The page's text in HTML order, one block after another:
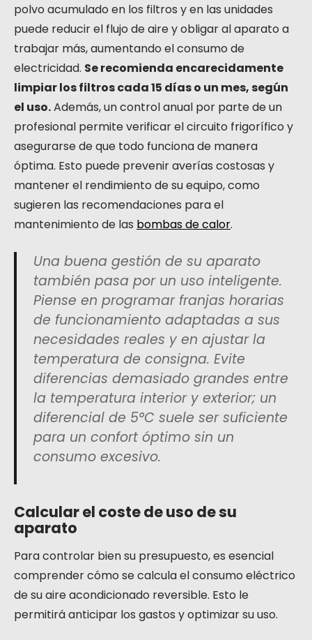
polvo acumulado en los filtros y en las unidades
puede reducir el flujo de aire y obligar al aparato a
trabajar más, aumentando el consumo de
electricidad. Se recomienda encarecidamente
limpiar los filtros cada 15 días o un mes, según
el uso.Además, un control anual por parte de un
profesional permite verificar el circuito frigorífico y
asegurarse de que todo funciona de manera
óptima. Esto puede prevenir averías costosas y
mantener el rendimiento de su equipo, como
sugieren las recomendaciones para el
mantenimiento de las bombas de calor.
Una buena gestión de su aparato
también pasa por un uso inteligente.
Piense en programar franjas horarias
de funcionamiento adaptadas a sus
necesidades reales y en ajustar la
temperatura de consigna. Evite
diferencias demasiado grandes entre
la temperatura interior y exterior; un
diferencial de 5°C suele ser suficiente
para un confort óptimo sin un
consumo excesivo.
Calcular el coste de uso de su
aparato
Para controlar bien su presupuesto, es esencial
comprender cómo se calcula el consumo eléctrico
de su aire acondicionado reversible. Esto le
permitirá anticipar los gastos y optimizar su uso.